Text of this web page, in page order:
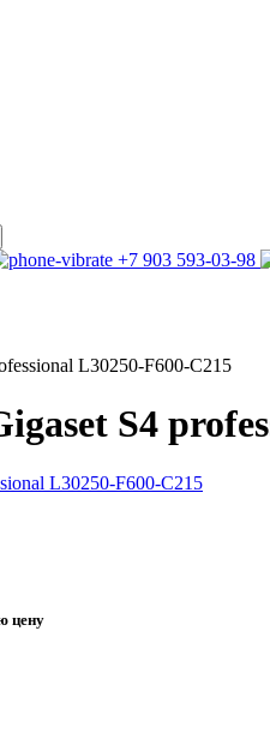
+7 903 593-03-98
L30250-F600-C215
S4
цену